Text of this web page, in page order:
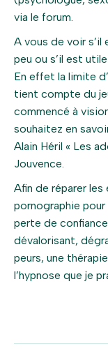
via le forum.
A vous de voir s’il
peu ou s’il est
En effet la limite
tient compte du
commencé à
souhaitez en
Alain Héril « Les
Jouvence.
Afin de réparer
pornographie
perte de
dévalorisant,
peurs, une
l’hypnose que je